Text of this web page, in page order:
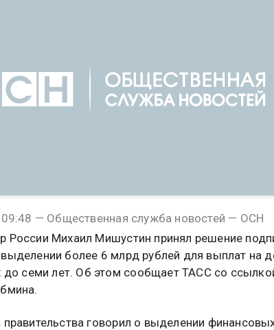
— Общественная служба новостей — ОСН
России Михаил Мишустин принял решение
более 6 млрд рублей для выплат на
до семи лет. Об этом сообщает ТАСС со
говорил о выделении